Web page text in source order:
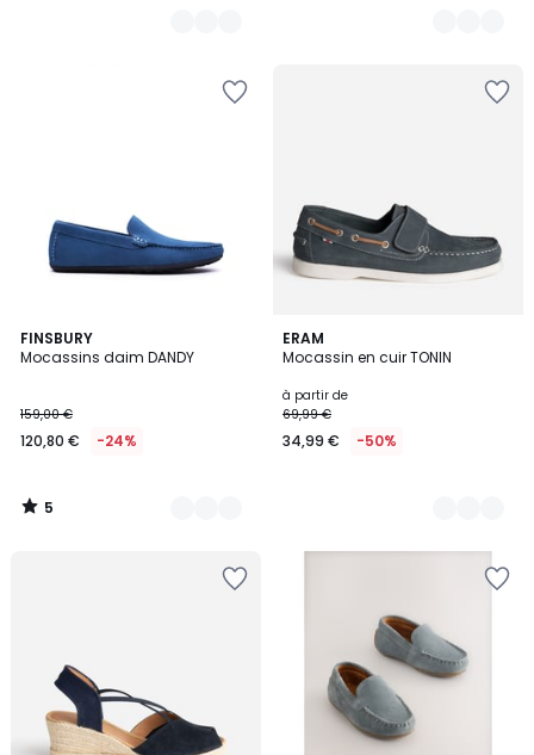
FINSBURY
Mocassins daim DANDY
159,00 €
120,80 € -24%
5
/
4
Couleurs
5
/
ERAM
Mocassin en cuir TONIN
à partir de
69,99 €
34,99 € -50%
2
Couleurs